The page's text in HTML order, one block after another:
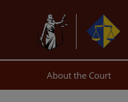
About the Court